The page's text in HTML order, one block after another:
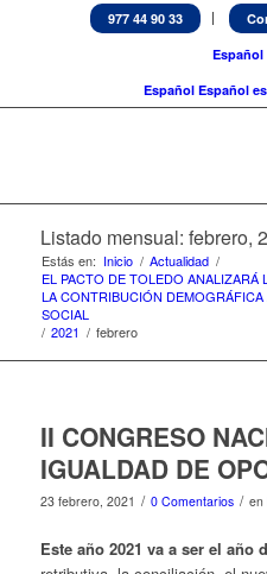
977 44 90 33
Español
Español Español es
Listado mensual: febrero,
Estás en: Inicio / Actualidad /
EL PACTO DE TOLEDO ANALIZARÁ
LA CONTRIBUCIÓN
SOCIAL
/ 2021 / febrero
II CONGRESO
IGUALDAD DE
23 febrero, 2021 / 0 Comentarios / en
Este año 2021 va a ser el año